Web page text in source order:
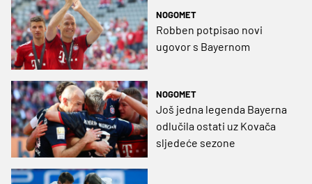
NOGOMET
Robben potpisao novi
ugovor s Bayernom
NOGOMET
Još jedna legenda Bayerna
odlučila ostati uz Kovača
sljedeće sezone